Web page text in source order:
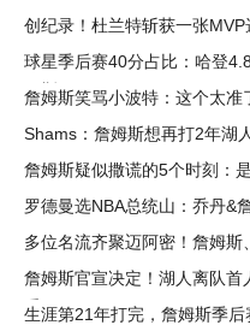
创纪录！杜兰特斩获一张
球星季后赛40分占比：哈登
姆斯呢
詹姆斯笑骂小波特：这个太准
Shams：詹姆斯想再打2年湖
詹姆斯疑似撒谎的5个时刻：
罗德曼选NBA总统山：乔丹&
多位名流齐聚迈阿密！詹姆
詹姆斯官宣决定！湖人离队
重
生涯第21年打完，詹姆斯季